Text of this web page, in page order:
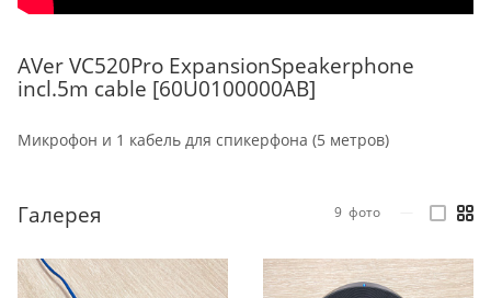
AVer VC520Pro ExpansionSpeakerphone
incl.5m cable [60U0100000AB]
Микрофон и 1 кабель для спикерфона (5 метров)
Галерея 9 фото